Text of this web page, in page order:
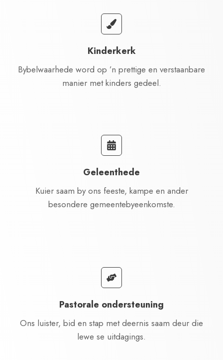
Kinderkerk
Bybelwaarhede word op ’n prettige en verstaanbare
manier met kinders gedeel.
Geleenthede
Kuier saam by ons feeste, kampe en ander
besondere gemeentebyeenkomste.
Pastorale ondersteuning
Ons luister, bid en stap met deernis saam deur die
lewe se uitdagings.